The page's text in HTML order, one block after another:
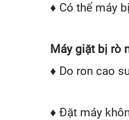
♦ Có thể máy
Máy giặt bị rò
♦ Do ron cao
♦ Đặt máy